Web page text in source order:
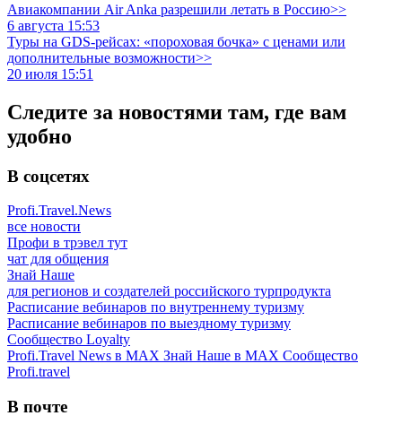
Авиакомпании Air Anka разрешили летать в Россию>>
6 августа 15:53
Туры на GDS-рейсах: «пороховая бочка» с ценами или
дополнительные возможности>>
20 июля 15:51
Следите за новостями там, где вам
удобно
В соцсетях
Profi.Travel.News
все новости
Профи в трэвел тут
чат для общения
Знай Наше
для регионов и создателей российского турпродукта
Расписание вебинаров по внутреннему туризму
Расписание вебинаров по выездному туризму
Сообщество Loyalty
Profi.Travel News в MAX Знай Наше в MAX Сообщество
Profi.travel
В почте